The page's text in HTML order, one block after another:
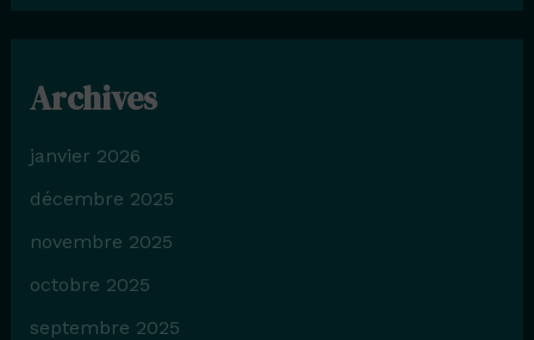
Archives
janvier 2026
décembre 2025
novembre 2025
octobre 2025
septembre 2025